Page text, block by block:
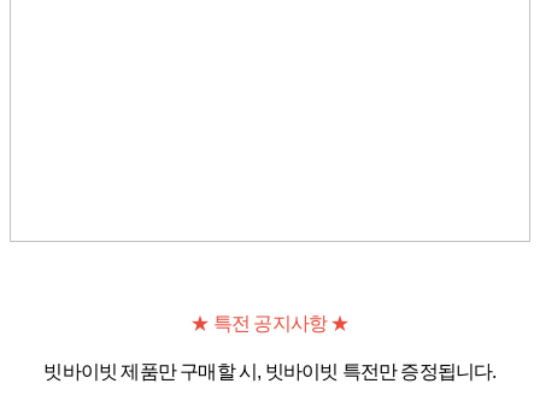
★ 특전 공지사항 ★
빗바이빗 제품만 구매할 시, 빗바이빗 특전만 증정됩니다.